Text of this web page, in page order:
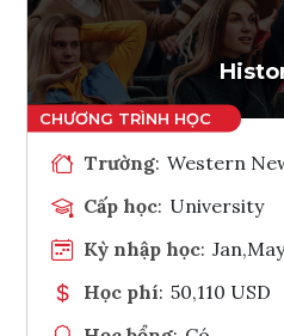
Trường: Western
Cấp học: University
Kỳ nhập học:
Học phí: 50,110 USD